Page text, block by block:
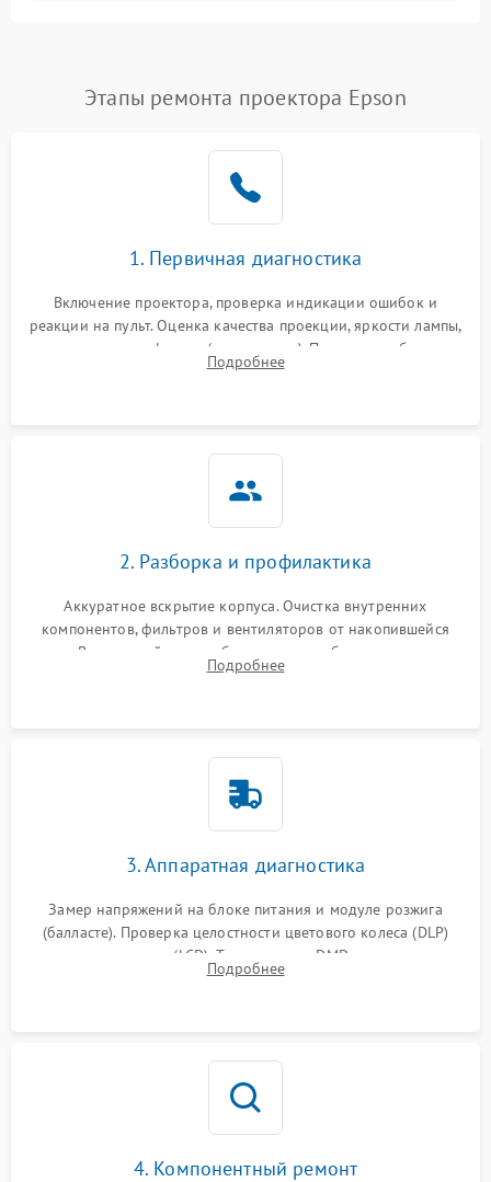
Нестабильная яркость или
контраст
4000 ₽ Подробнее →
Неравномерная подсветка
автоматическая коррекция
трапеции (Keystone)
Проблемы с
масштабированием
Подробнее →
Этапы ремонта проектора Epson
1. Первичная диагностика
Включение проектора, проверка индикации ошибок и
реакции на пульт. Оценка качества проекции, яркости лампы,
наличия артефактов (точки, пятна). Проверка работы
системы охлаждения по уровню шума вентиляторов.
Подробнее
2. Разборка и профилактика
Аккуратное вскрытие корпуса. Очистка внутренних
компонентов, фильтров и вентиляторов от накопившейся
пыли. Визуальный осмотр блока питания, балласта лампы и
материнской платы на наличие прогаров или вздутых
Подробнее
3. Аппаратная диагностика
Замер напряжений на блоке питания и модуле розжига
(балласте). Проверка целостности цветового колеса (DLP)
или поляризаторов (LCD). Тестирование DMD-чипа, датчиков
температуры и оптопар с помощью мультиметра и
Подробнее
4. Компонентный ремонт